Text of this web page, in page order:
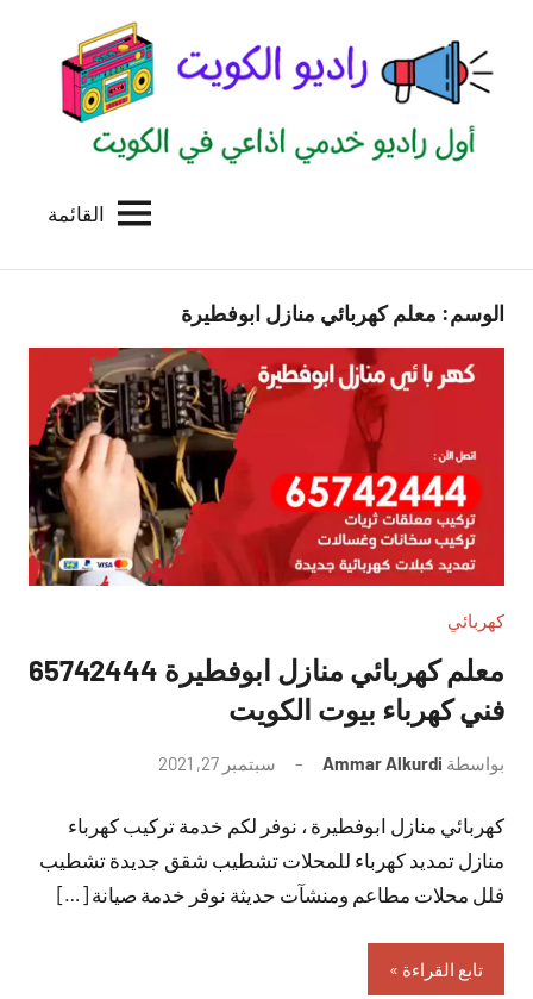
المحتوى
الكويت
للاعلانات
بالكويت
القائمة
الوسم: معلم كهربائي منازل ابوفطيرة
كهربائي
معلم كهربائي منازل ابوفطيرة 65742444
فني كهرباء بيوت الكويت
بواسطة Ammar Alkurdi سبتمبر 27, 2021
تعليقات
كهربائي منازل ابوفطيرة ، نوفر لكم خدمة تركيب كهرباء
منازل تمديد كهرباء للمحلات تشطيب شقق جديدة تشطيب
فلل محلات مطاعم ومنشآت حديثة نوفر خدمة صيانة […]
تابع القراءة